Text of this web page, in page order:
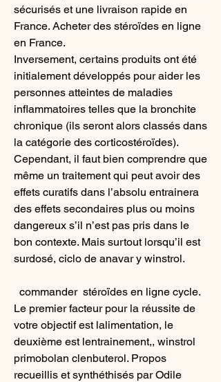
sécurisés et une livraison rapide en
France. Acheter des stéroïdes en ligne
en France.
Inversement, certains produits ont été
initialement développés pour aider les
personnes atteintes de maladies
inflammatoires telles que la bronchite
chronique (ils seront alors classés dans
la catégorie des corticostéroïdes).
Cependant, il faut bien comprendre que
même un traitement qui peut avoir des
effets curatifs dans l’absolu entrainera
des effets secondaires plus ou moins
dangereux s’il n’est pas pris dans le
bon contexte. Mais surtout lorsqu’il est
surdosé, ciclo de anavar y winstrol.
  commander  stéroïdes en ligne cycle.
Le premier facteur pour la réussite de
votre objectif est lalimentation, le
deuxième est lentrainement,, winstrol
primobolan clenbuterol. Propos
recueillis et synthéthisés par Odile